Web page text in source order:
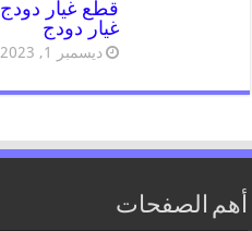
غيار دودج
ديسمبر 1, 2023
أهم الصفحات